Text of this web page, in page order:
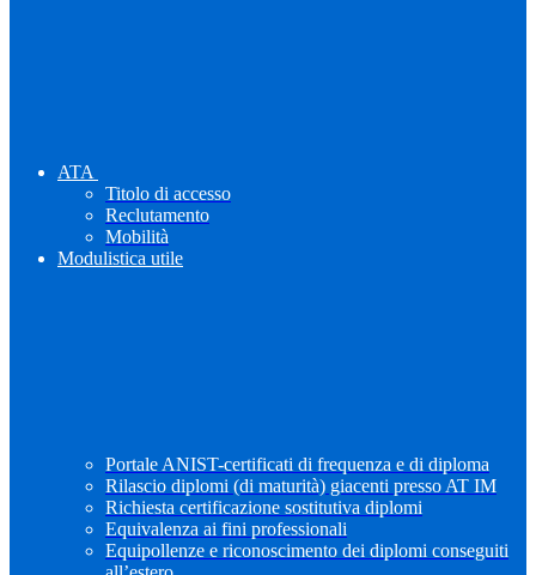
ATA
Titolo di accesso
Reclutamento
Mobilità
Modulistica utile
Portale ANIST-certificati di frequenza e di diploma
Rilascio diplomi (di maturità) giacenti presso AT IM
Richiesta certificazione sostitutiva diplomi
Equivalenza ai fini professionali
Equipollenze e riconoscimento dei diplomi conseguiti